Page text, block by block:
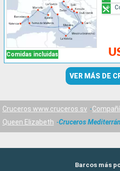
Comidas incluidas
VER MÁS DE
Cruceros www.cruceros.sv
Queen Elizabeth
Cruceros
Barcos más